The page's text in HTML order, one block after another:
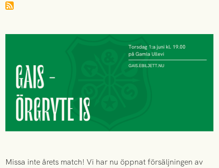
Missa inte årets match! Vi har nu öppnat försäljningen av